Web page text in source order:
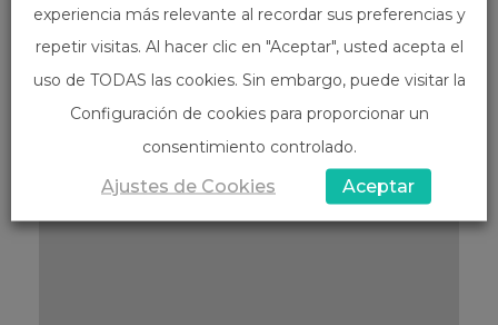
Desde el año 2006 todos los
segundos jueves de marzo, se
celebra el día Mundial del Riñón, que
es una iniciativa [...]
experiencia más relevante al recordar sus preferencias y
repetir visitas. Al hacer clic en "Aceptar", usted acepta el
uso de TODAS las cookies. Sin embargo, puede visitar la
Configuración de cookies para proporcionar un
consentimiento controlado.
Ajustes de Cookies Aceptar